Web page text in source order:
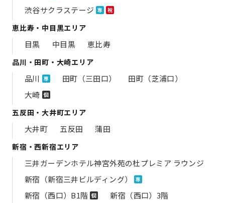
渋谷サクラステージ 専 祝
恵比寿・中目黒エリア
目黒 中目黒 恵比寿
品川・田町・大崎エリア
品川 専 田町（三田口）
田町（芝浦口）
大崎 個
五反田・大井町エリア
大井町 五反田 蒲田
新宿・西新宿エリア
三井ガーデンホテル神宮外苑の​杜プレミア ラウンジ
新宿（新宿三井ビルディング）
専
新宿（西口）B1階 個
新宿（西口）3階